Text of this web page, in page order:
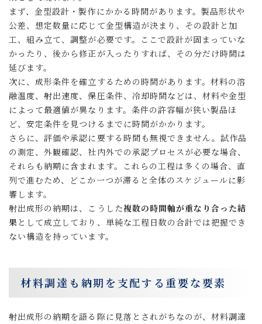
まず、金型設計・製作にかかる時間があります。製品形状や
公差、想定数量に応じて金型構造が決まり、その設計と加
工、組み立て、調整が必要です。ここで設計が固まっていな
かったり、後から修正が入ったりすれば、その分だけ時間は
延びます。
次に、成形条件を確立するための時間があります。材料の溶
融温度、射出速度、保圧条件、冷却時間などは、材料や金型
によって最適値が異なります。条件の許容幅が狭い製品ほ
ど、安定条件を見つけるまでに時間がかかります。
さらに、評価や承認に要する時間も無視できません。試作品
の測定、外観確認、社内外での承認プロセスが必要な場合、
それらも納期に含まれます。これらの工程は多くの場合、直
列で進むため、どこか一つが滞ると全体のスケジュールに影
響します。
射出成形の納期は、こうした複数の時間軸が重なり合った結
果 として成立しており、単純な工程日数の合計では把握でき
ない構造を持っています。
材料調達も納期を支配する重要な要素
射出成形の納期を語る際に見落とされがちなのが、材料調達